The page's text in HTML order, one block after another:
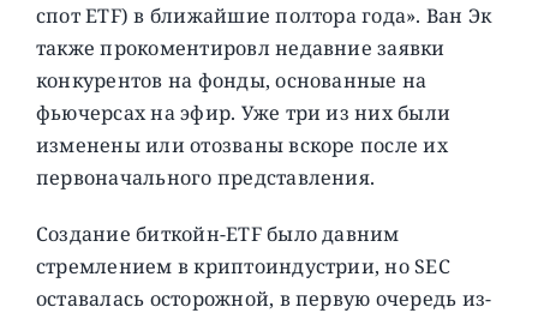
спот ETF) в ближайшие полтора года». Ван Эк
также прокоментировл недавние заявки
конкурентов на фонды, основанные на
фьючерсах на эфир. Уже три из них были
изменены или отозваны вскоре после их
первоначального представления.
Создание биткойн-ETF было давним
стремлением в криптоиндустрии, но SEC
оставалась осторожной, в первую очередь из-